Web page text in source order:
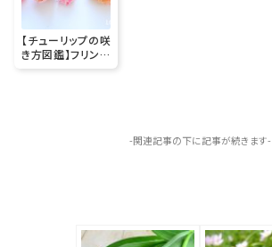
【チューリップの咲
き方図鑑】フリンジ
咲き
-関連記事の下に記事が続きます-